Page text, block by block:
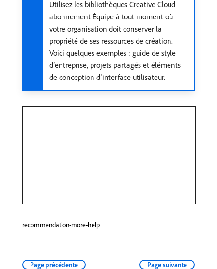
Utilisez les bibliothèques Creative Cloud
abonnement Équipe à tout moment où
votre organisation doit conserver la
propriété de ses ressources de création.
Voici quelques exemples : guide de style
d’entreprise, projets partagés et éléments
de conception d’interface utilisateur.
recommendation-more-help
Page précédente Page suivante